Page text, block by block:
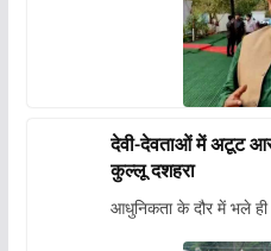
देवी-देवताओं में अटूट
कुल्लू दशहरा
आधुनिकता के दौर में भले ही